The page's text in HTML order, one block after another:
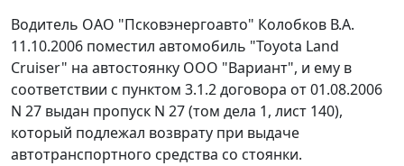
Водитель ОАО "Псковэнергоавто" Колобков В.А.
11.10.2006 поместил автомобиль "Toyota Land
Cruiser" на автостоянку ООО "Вариант", и ему в
соответствии с пунктом 3.1.2 договора от 01.08.2006
N 27 выдан пропуск N 27 (том дела 1, лист 140),
который подлежал возврату при выдаче
автотранспортного средства со стоянки.